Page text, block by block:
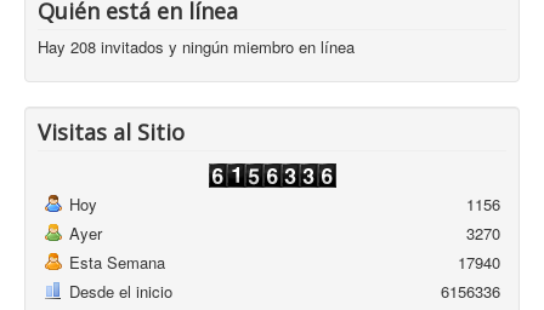
Quién está en línea
Hay 208 invitados y ningún miembro en línea
Visitas al Sitio
Hoy
Ayer
Esta Semana
Desde el inicio
1156
3270
17940
6156336